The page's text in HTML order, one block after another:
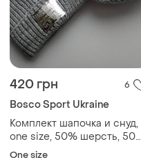
420 грн 6
Bosco Sport Ukraine
Комплект шапочка и снуд,
one size, 50% шерсть, 50%
акрил
One size